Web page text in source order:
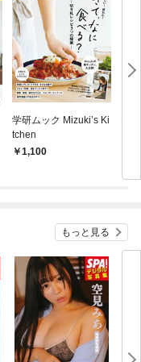
学研ムック Mizuki’s Ki
tchen
1,100
もっと見る